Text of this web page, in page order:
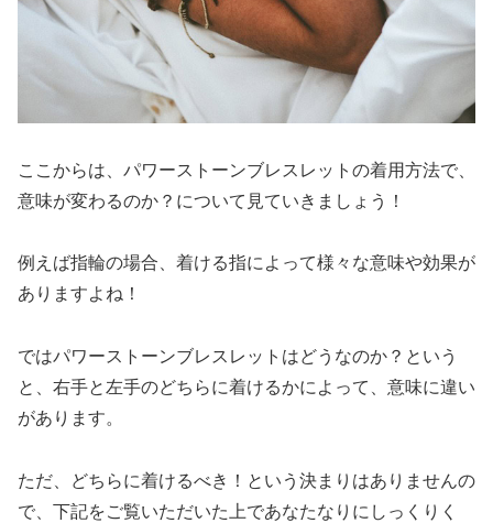
ここからは、パワーストーンブレスレットの着用方法で、
意味が変わるのか？について見ていきましょう！
例えば指輪の場合、着ける指によって様々な意味や効果が
ありますよね！
ではパワーストーンブレスレットはどうなのか？という
と、右手と左手のどちらに着けるかによって、意味に違い
があります。
ただ、どちらに着けるべき！という決まりはありませんの
で、下記をご覧いただいた上であなたなりにしっくりく